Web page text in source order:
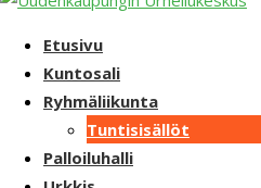
Etusivu
Kuntosali
Ryhmäliikunta
Tuntisisällöt
Palloiluhalli